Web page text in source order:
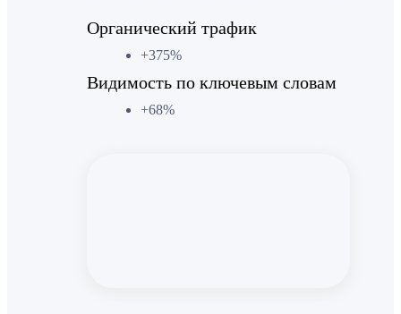
Органический трафик
+375%
Видимость по ключевым словам
+68%